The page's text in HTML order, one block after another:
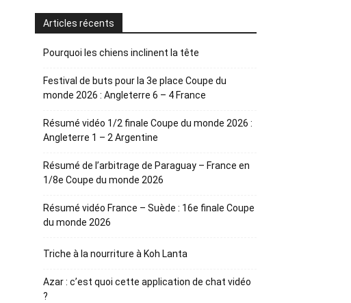
Articles récents
Pourquoi les chiens inclinent la tête
Festival de buts pour la 3e place Coupe du
monde 2026 : Angleterre 6 – 4 France
Résumé vidéo 1/2 finale Coupe du monde 2026 :
Angleterre 1 – 2 Argentine
Résumé de l’arbitrage de Paraguay – France en
1/8e Coupe du monde 2026
Résumé vidéo France – Suède : 16e finale Coupe
du monde 2026
Triche à la nourriture à Koh Lanta
Azar : c’est quoi cette application de chat vidéo
?